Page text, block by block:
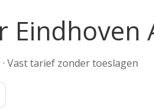
Eindhoven
· Vast tarief zonder toeslagen